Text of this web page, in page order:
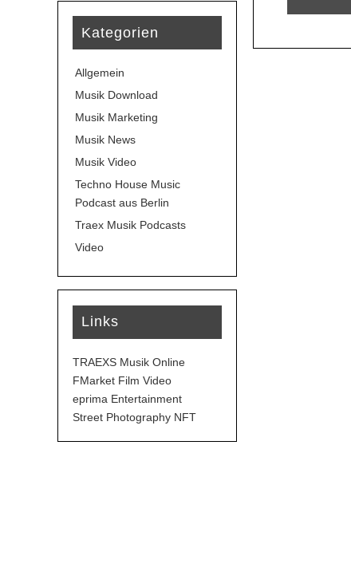
Kategorien
Allgemein
Musik Download
Musik Marketing
Musik News
Musik Video
Techno House Music
Podcast aus Berlin
Traex Musik Podcasts
Video
Links
TRAEXS Musik Online
FMarket Film Video
eprima Entertainment
Street Photography NFT